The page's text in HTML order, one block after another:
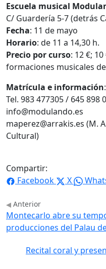
Escuela musical
C/ Guardería 5-7 (detrás
Fecha: 11 de mayo
Horario: de 11 a 14,30 h.
Precio por curso: 12 €;
formaciones musicales
Matrícula e información:
Tel. 983 477305 / 645 898
info@modulando.es
maperez@arrakis.es (M.
Cultural)
Compartir:
Facebook
X
Anterior
Montecarlo abre su
producciones del Palau
Recital coral y